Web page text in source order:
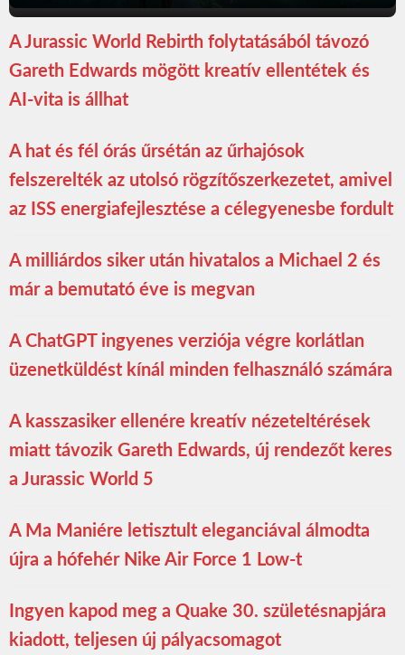
A Jurassic World Rebirth folytatásából távozó
Gareth Edwards mögött kreatív ellentétek és
AI-vita is állhat
A hat és fél órás űrsétán az űrhajósok
felszerelték az utolsó rögzítőszerkezetet, amivel
az ISS energiafejlesztése a célegyenesbe fordult
A milliárdos siker után hivatalos a Michael 2 és
már a bemutató éve is megvan
A ChatGPT ingyenes verziója végre korlátlan
üzenetküldést kínál minden felhasználó számára
A kasszasiker ellenére kreatív nézeteltérések
miatt távozik Gareth Edwards, új rendezőt keres
a Jurassic World 5
A Ma Maniére letisztult eleganciával álmodta
újra a hófehér Nike Air Force 1 Low-t
Ingyen kapod meg a Quake 30. születésnapjára
kiadott, teljesen új pályacsomagot